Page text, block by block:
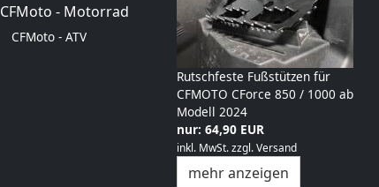
CFMoto - Motorrad
CFMoto - ATV
Rutschfeste Fußstützen für
CFMOTO CForce 850 / 1000 ab
Modell 2024
nur: 64,90 EUR
inkl. MwSt.zzgl.Versand
mehr anzeigen